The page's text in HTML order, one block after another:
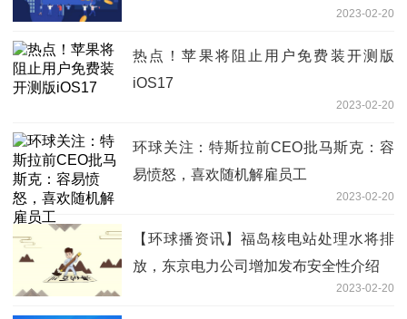
2023-02-20
热点！苹果将阻止用户免费装开测版
iOS17
2023-02-20
环球关注：特斯拉前CEO批马斯克：容
易愤怒，喜欢随机解雇员工
2023-02-20
【环球播资讯】福岛核电站处理水将排
放，东京电力公司增加发布安全性介绍
2023-02-20